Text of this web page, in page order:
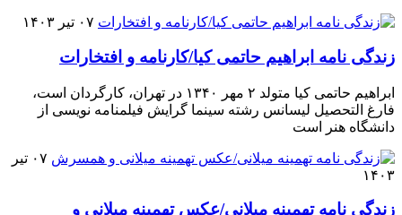
۰۷ تیر ۱۴۰۳
زندگی نامه ابراهیم حاتمی کیا/کارنامه و افتخارات
ابراهیم حاتمی کیا متولد ۲ مهر ۱۳۴۰ در تهران، کارگردان است،
فارغ التحصیل لیسانس رشته سینما گرایش فیلمنامه نویسی از
دانشگاه هنر است
۰۷ تیر
۱۴۰۳
زندگی نامه تهمینه میلانی/عکس تهمینه میلانی و